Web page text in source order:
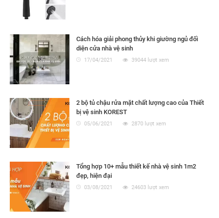
Cách hóa giải phong thủy khi giường ngủ đối
diện cửa nhà vệ sinh
17/04/2021 39044 lượt xem
2 bộ tủ chậu rửa mặt chất lượng cao của Thiết
bị vệ sinh KOREST
05/06/2021 2870 lượt xem
Tổng hợp 10+ mẫu thiết kế nhà vệ sinh 1m2
đẹp, hiện đại
03/08/2021 24603 lượt xem